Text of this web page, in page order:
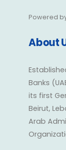
Powered
About
Banks
its first
Beirut,
Arab